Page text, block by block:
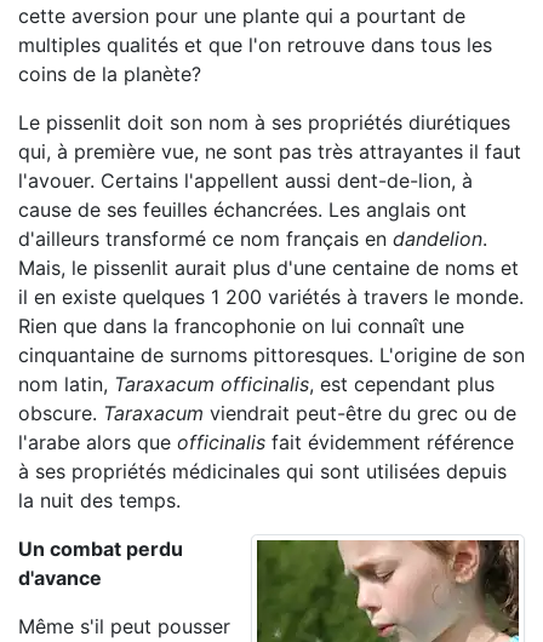
cette aversion pour une plante qui a pourtant de
multiples qualités et que l'on retrouve dans tous les
coins de la planète?
Le pissenlit doit son nom à ses propriétés diurétiques
qui, à première vue, ne sont pas très attrayantes il faut
l'avouer. Certains l'appellent aussi dent-de-lion, à
cause de ses feuilles échancrées. Les anglais ont
d'ailleurs transformé ce nom français en dandelion.
Mais, le pissenlit aurait plus d'une centaine de noms et
il en existe quelques 1 200 variétés à travers le monde.
Rien que dans la francophonie on lui connaît une
cinquantaine de surnoms pittoresques. L'origine de son
nom latin, Taraxacum officinalis, est cependant plus
obscure. Taraxacum viendrait peut-être du grec ou de
l'arabe alors que officinalis fait évidemment référence
à ses propriétés médicinales qui sont utilisées depuis
la nuit des temps.
Un combat perdu
d'avance
Même s'il peut pousser